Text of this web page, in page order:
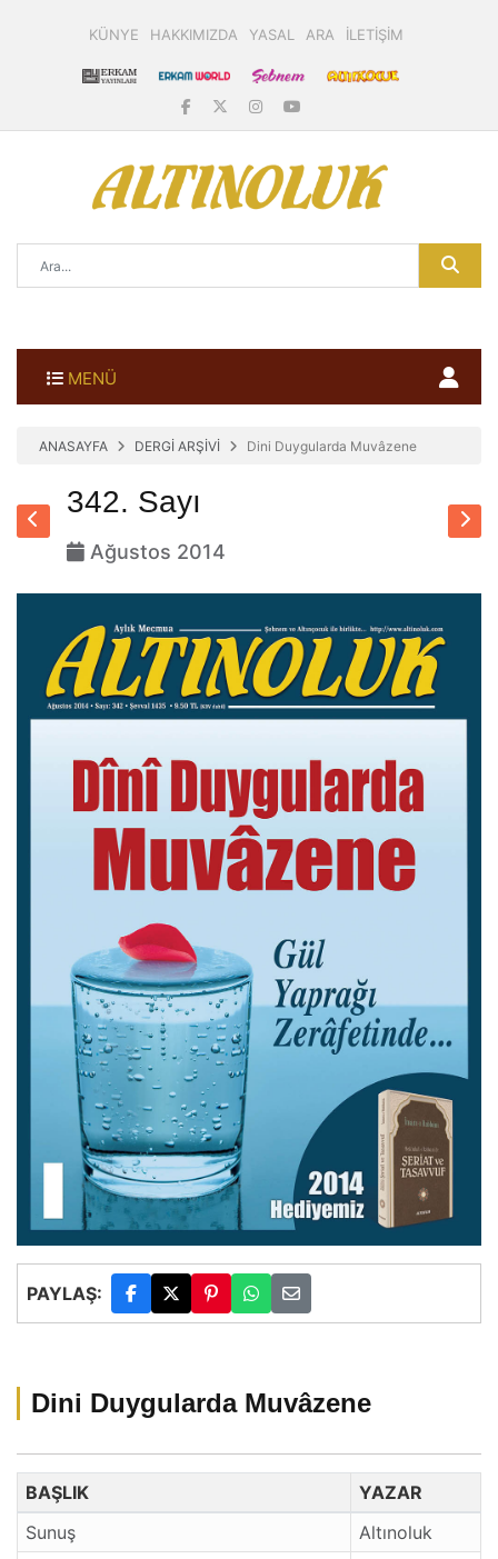
KÜNYE HAKKIMIZDA YASAL ARA İLETİŞİM
MENÜ
ANASAYFA DERGİ ARŞİVİ Dini Duygularda Muvâzene
342. Sayı
Ağustos 2014
PAYLAŞ:
Dini Duygularda Muvâzene
BAŞLIK
YAZAR
Sunuş
Altınoluk